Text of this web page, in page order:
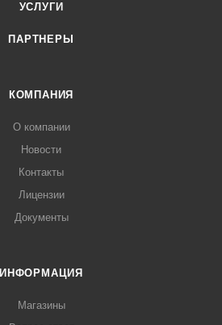
УСЛУГИ
ПАРТНЕРЫ
КОМПАНИЯ
О компании
Новости
Контакты
Лицензии
Документы
ИНФОРМАЦИЯ
Магазины